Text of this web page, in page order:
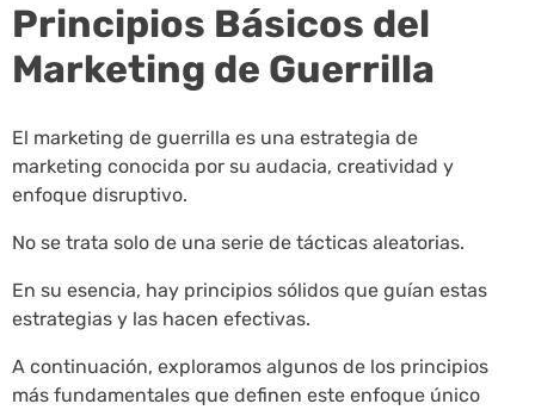
Principios Básicos del
Marketing de Guerrilla
El marketing de guerrilla es una estrategia de
marketing conocida por su audacia, creatividad y
enfoque disruptivo.
No se trata solo de una serie de tácticas aleatorias.
En su esencia, hay principios sólidos que guían estas
estrategias y las hacen efectivas.
A continuación, exploramos algunos de los principios
más fundamentales que definen este enfoque único